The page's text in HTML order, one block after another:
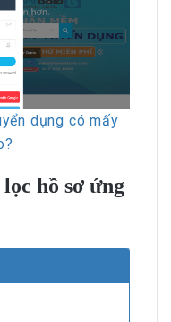
dụng có mấy
hồ sơ ứng